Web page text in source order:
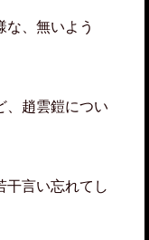
は可能性を感じ…
、無いよう
趙雲鎧につい
言い忘れてし